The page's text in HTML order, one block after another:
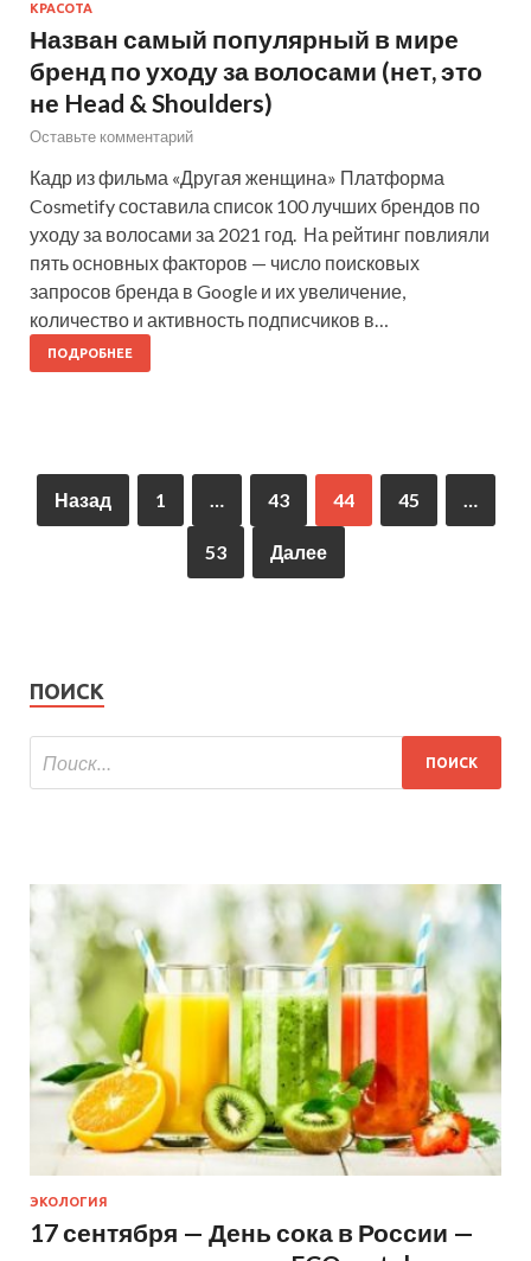
КРАСОТА
Назван самый популярный в мире
бренд по уходу за волосами (нет, это
не Head & Shoulders)
Оставьте комментарий
Кадр из фильма «Другая женщина» Платформа
Cosmetify составила список 100 лучших брендов по
уходу за волосами за 2021 год. На рейтинг повлияли
пять основных факторов — число поисковых
запросов бренда в Google и их увеличение,
количество и активность подписчиков в…
ПОДРОБНЕЕ
Назад 1 … 43 44 45 …
53 Далее
ПОИСК
ЭКОЛОГИЯ
17 сентября — День сока в России —